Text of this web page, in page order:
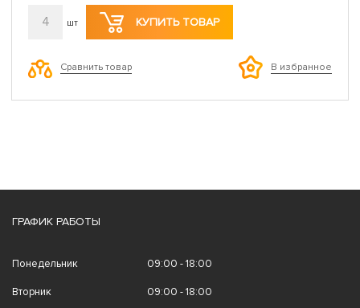
4 шт КУПИТЬ ТОВАР
Сравнить товар В избранное
ГРАФИК РАБОТЫ
Понедельник 09:00 - 18:00
Вторник 09:00 - 18:00